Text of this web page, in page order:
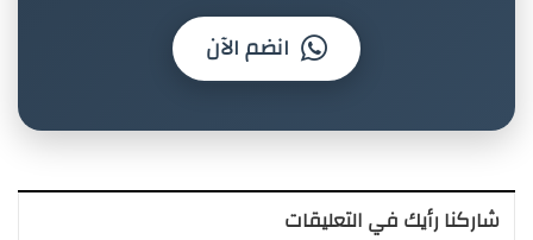
انضم الآن
شاركنا رأيك في التعليقات